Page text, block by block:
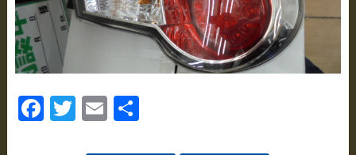
Facebook
Twitter
EmailShare